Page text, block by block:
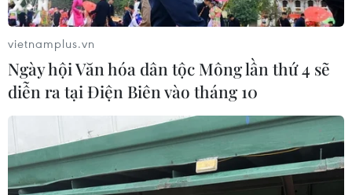
là đòn bẩy, quản trị là chìa khóa
Standard Chartered huy động thành
công khoản vay xã hội 721 triệu USD
cho HDBank
05/08/2026 07:46
vietnamplus.vn
Ngày hội Văn hóa dân tộc Mông lần thứ 4 sẽ
diễn ra tại Điện Biên vào tháng 10